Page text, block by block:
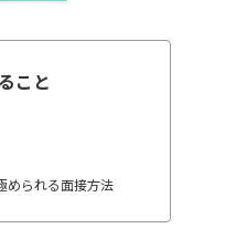
こと
められる⾯接⽅法